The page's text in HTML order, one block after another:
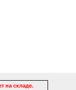
на складе.